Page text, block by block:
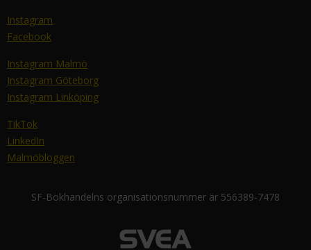
Instagram
Facebook
Instagram Malmö
Instagram Göteborg
Instagram Linköping
TikTok
LinkedIn
Malmöbloggen
SF-Bokhandelns organisationsnummer är 556389-7478